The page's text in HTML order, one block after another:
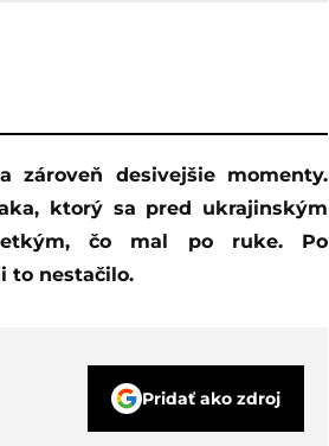
ktorý sa pred ukrajinským
čo mal po ruke. Po
to nestačilo.
Pridať ako zdroj